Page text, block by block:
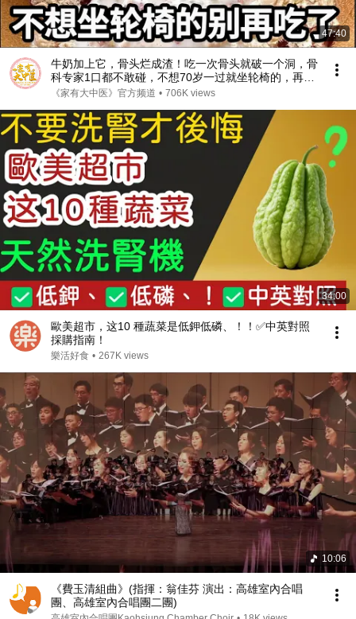
47:40
牛奶加上它，骨头烂成渣！吃一次骨头就破一个洞，骨
科专家1口都不敢碰，不想70岁一过就坐轮椅的，再喜
欢都要忌口！【家庭大医生】
《家有大中医》官方频道 • 706K views
34:00
歐美超市，这10 種蔬菜是低鉀低磷、！！✅中英對照
採購指南！
樂活好食 • 267K views
10:06
《費玉清組曲》(指揮：翁佳芬 演出：高雄室內合唱
團、高雄室內合唱團二團)